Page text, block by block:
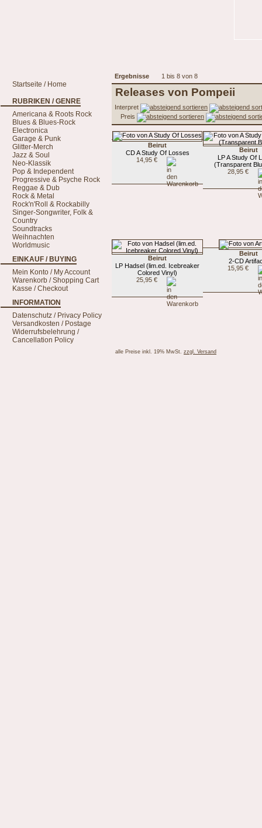
Ergebnisse 1 bis 8 von 8
Startseite / Home
RUBRIKEN / GENRE
Americana & Roots Rock
Blues & Blues-Rock
Electronica
Garage & Punk
Glitter-Merch
Jazz & Soul
Neo-Klassik
Pop & Independent
Progressive & Psyche Rock
Reggae & Dub
Rock & Metal
Rock'n'Roll & Rockabilly
Singer-Songwriter, Folk &
Country
Soundtracks
Weihnachten
Worldmusic
EINKAUF / BUYING
Mein Konto / My Account
Warenkorb / Shopping Cart
Kasse / Checkout
INFORMATION
Datenschutz / Privacy Policy
Versandkosten / Postage
Widerrufsbelehrung /
Cancellation Policy
Releases von Pompeii
Interpret
Preis
Beirut
CD A Study Of Losses
14,95 €
Beirut
LP A Study Of
(Transparent
28,95 €
Beirut
LP Hadsel (lim.ed. Icebreaker
Colored Vinyl)
25,95 €
Beirut
2-CD
15,95 €
alle Preise inkl. 19% MwSt. zzgl. Versand